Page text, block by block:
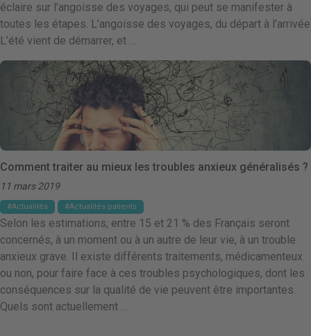
éclaire sur l’angoisse des voyages, qui peut se manifester à
toutes les étapes. L’angoisse des voyages, du départ à l’arrivée
L’été vient de démarrer, et …
Comment traiter au mieux les troubles anxieux généralisés ?
11 mars 2019
Actualités Actualités patients
Selon les estimations, entre 15 et 21 % des Français seront
concernés, à un moment ou à un autre de leur vie, à un trouble
anxieux grave. Il existe différents traitements, médicamenteux
ou non, pour faire face à ces troubles psychologiques, dont les
conséquences sur la qualité de vie peuvent être importantes.
Quels sont actuellement …